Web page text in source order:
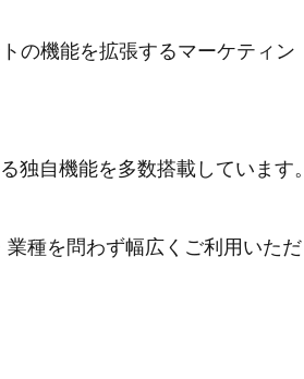
の機能を拡張するマーケティン
独自機能を多数搭載しています。
種を問わず幅広くご利用いただ